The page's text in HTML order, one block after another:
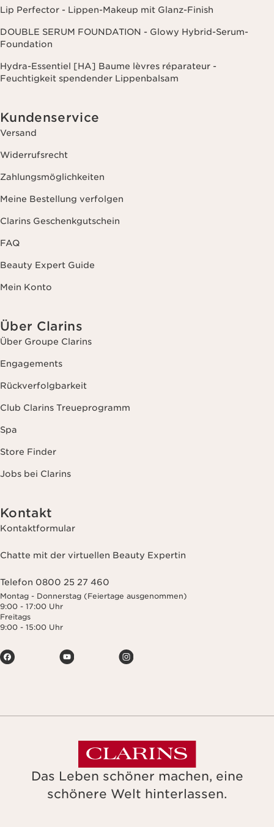
Lip Perfector - Lippen-Makeup mit Glanz-Finish
DOUBLE SERUM FOUNDATION - Glowy Hybrid-Serum-
Foundation
Hydra-Essentiel [HA] Baume lèvres réparateur -
Feuchtigkeit spendender Lippenbalsam
Kundenservice
Versand
Widerrufsrecht
Zahlungsmöglichkeiten
Meine Bestellung verfolgen
Clarins Geschenkgutschein
FAQ
Beauty Expert Guide
Mein Konto
Über Clarins
Über Groupe Clarins
Engagements
Rückverfolgbarkeit
Club Clarins Treueprogramm
Spa
Store Finder
Jobs bei Clarins
Kontakt
Kontaktformular
Chatte mit der virtuellen Beauty Expertin
Telefon 0800 25 27 460
Montag - Donnerstag (Feiertage ausgenommen)
9:00 - 17:00 Uhr
Freitags
9:00 - 15:00 Uhr
Das Leben schöner machen, eine
schönere Welt hinterlassen.